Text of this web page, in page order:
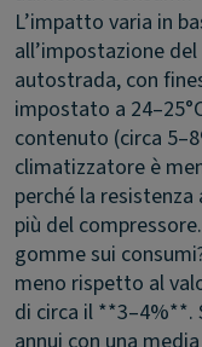
L’impatto varia in
all’impostazione
autostrada, con
impostato a
contenuto (circa
climatizzatore è
perché la
più del compressore.
gomme sui
meno rispetto al
di circa il **3–4%**.